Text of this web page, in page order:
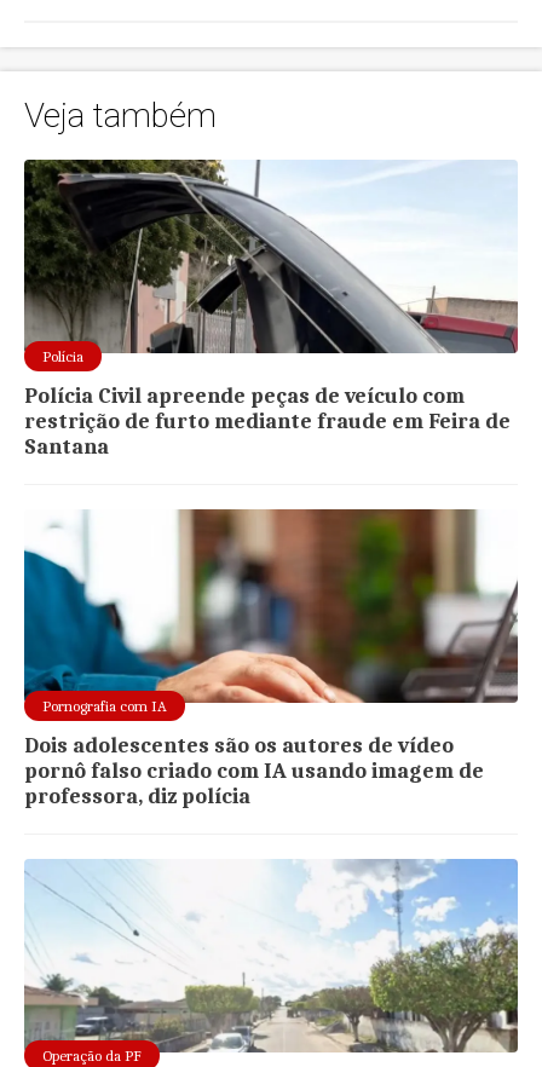
Veja também
Polícia
Polícia Civil apreende peças de veículo com
restrição de furto mediante fraude em Feira de
Santana
Pornografia com IA
Dois adolescentes são os autores de vídeo
pornô falso criado com IA usando imagem de
professora, diz polícia
Operação da PF